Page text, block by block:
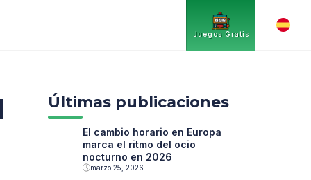
Juegos Gratis
Últimas publicaciones
El cambio horario en Europa
marca el ritmo del ocio
nocturno en 2026
marzo 25, 2026